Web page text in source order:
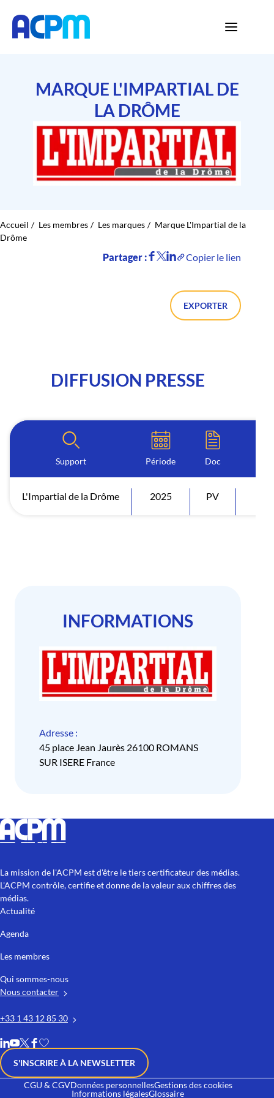
MARQUE L'IMPARTIAL DE
LA DRÔME
Accueil Les membres Les marques
Marque L'Impartial de la
Drôme
Partager : Copier le lien
EXPORTER
DIFFUSION PRESSE
Support Période Doc
L'Impartial de la Drôme 2025 PV
INFORMATIONS
Adresse :
45 place Jean Jaurès 26100 ROMANS
SUR ISERE France
La mission de l'ACPM est d'être le tiers certificateur des médias.
L'ACPM contrôle, certifie et donne de la valeur aux chiffres des
médias.
Actualité
Agenda
Les membres
Qui sommes-nous
Nous contacter
+33 1 43 12 85 30
S'INSCRIRE À LA NEWSLETTER
CGU & CGVDonnées personnellesGestions des cookies
Informations légalesGlossaire